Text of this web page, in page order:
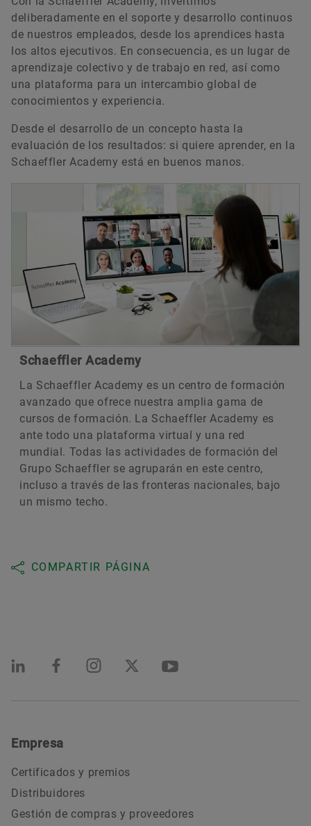
deliberadamente en el soporte y desarrollo continuos
de nuestros empleados, desde los aprendices hasta
los altos ejecutivos. En consecuencia, es un lugar de
aprendizaje colectivo y de trabajo en red, así como
una plataforma para un intercambio global de
conocimientos y experiencia.
Desde el desarrollo de un concepto hasta la
evaluación de los resultados: si quiere aprender, en la
Schaeffler Academy está en buenos manos.
Schaeffler Academy
La Schaeffler Academy es un centro de formación
avanzado que ofrece nuestra amplia gama de
cursos de formación. La Schaeffler Academy es
ante todo una plataforma virtual y una red
mundial. Todas las actividades de formación del
Grupo Schaeffler se agruparán en este centro,
incluso a través de las fronteras nacionales, bajo
un mismo techo.
COMPARTIR PÁGINA
Empresa
Certificados y premios
Distribuidores
Gestión de compras y proveedores